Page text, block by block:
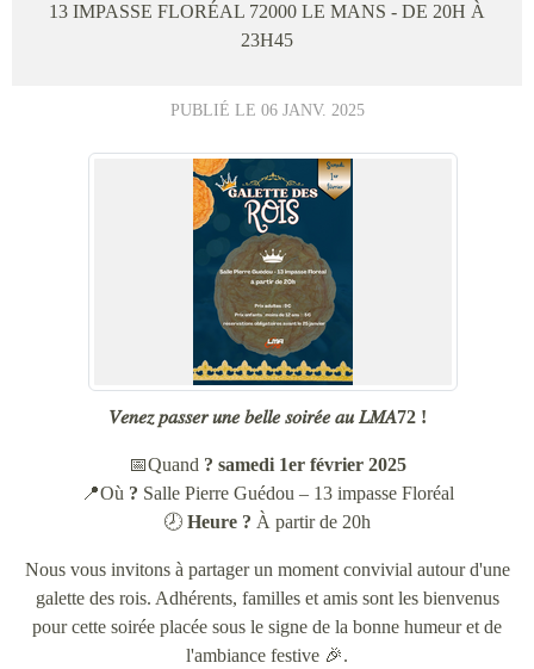
13 IMPASSE FLORÉAL 72000 LE MANS - DE 20H À
23H45
PUBLIÉ LE 06 JANV. 2025
𝑉𝑒𝑛𝑒𝑧 𝑝𝑎𝑠𝑠𝑒𝑟 𝑢𝑛𝑒 𝑏𝑒𝑙𝑙𝑒 𝑠𝑜𝑖𝑟𝑒́𝑒 𝑎𝑢 𝐿𝑀𝐴72 !
📅Quand ? samedi 1er février 2025
📍Où ? Salle Pierre Guédou – 13 impasse Floréal
🕗 Heure ? À partir de 20h
Nous vous invitons à partager un moment convivial autour d'une
galette des rois. Adhérents, familles et amis sont les bienvenus
pour cette soirée placée sous le signe de la bonne humeur et de
l'ambiance festive 🎉.